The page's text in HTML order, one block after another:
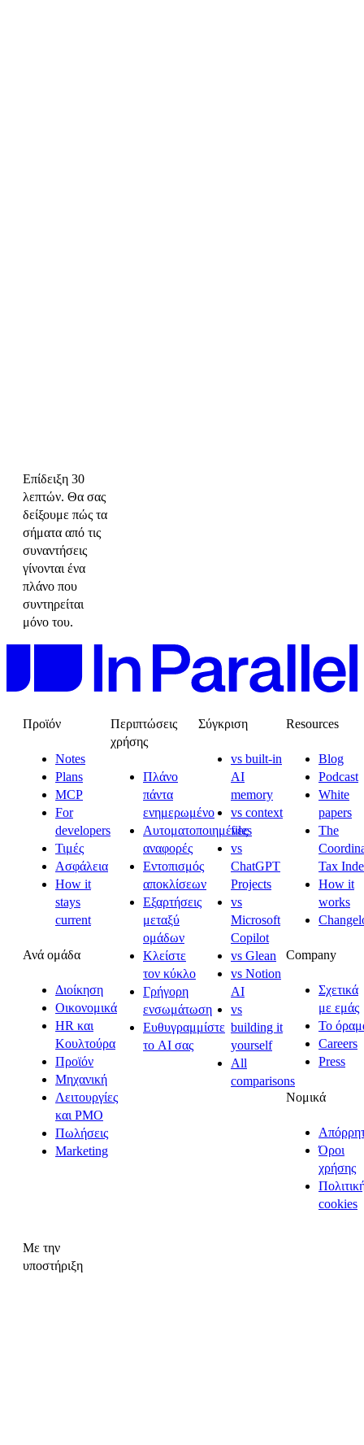
Επίδειξη 30
λεπτών. Θα σας
δείξουμε πώς τα
σήματα από τις
συναντήσεις
γίνονται ένα
πλάνο που
συντηρείται
μόνο του.
Προϊόν
Notes
Plans
MCP
For
developers
Τιμές
Ασφάλεια
How it
stays
current
Ανά ομάδα
Διοίκηση
Οικονομικά
HR και
Κουλτούρα
Προϊόν
Μηχανική
Λειτουργίες
και PMO
Πωλήσεις
Marketing
Περιπτώσεις
χρήσης
Πλάνο
πάντα
ενημερωμένο
Αυτοματοποιημένες
αναφορές
Εντοπισμός
αποκλίσεων
Εξαρτήσεις
μεταξύ
ομάδων
Κλείστε
τον κύκλο
Γρήγορη
ενσωμάτωση
Ευθυγραμμίστε
το AI σας
Σύγκριση
vs built-in
AI
memory
vs context
files
vs
ChatGPT
Projects
vs
Microsoft
Copilot
vs Glean
vs Notion
AI
vs
building it
yourself
All
comparisons
Resources
Blog
Podcast
White
papers
The
Tax
How it
works
Company
Σχετικά
με εμάς
Το
Careers
Press
Νομικά
Όροι
χρήσης
cookies
Με την
υποστήριξη